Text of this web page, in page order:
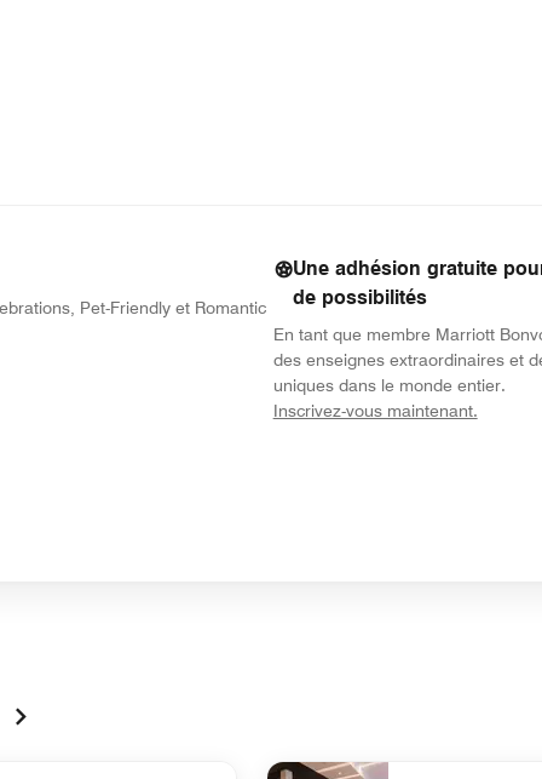
Pet-Friendly et Romantic
Une adhésion gratuite
de possibilités
En tant que membre Marriott
des enseignes extraordinaires et
uniques dans le monde entier.
Inscrivez-vous maintenant.